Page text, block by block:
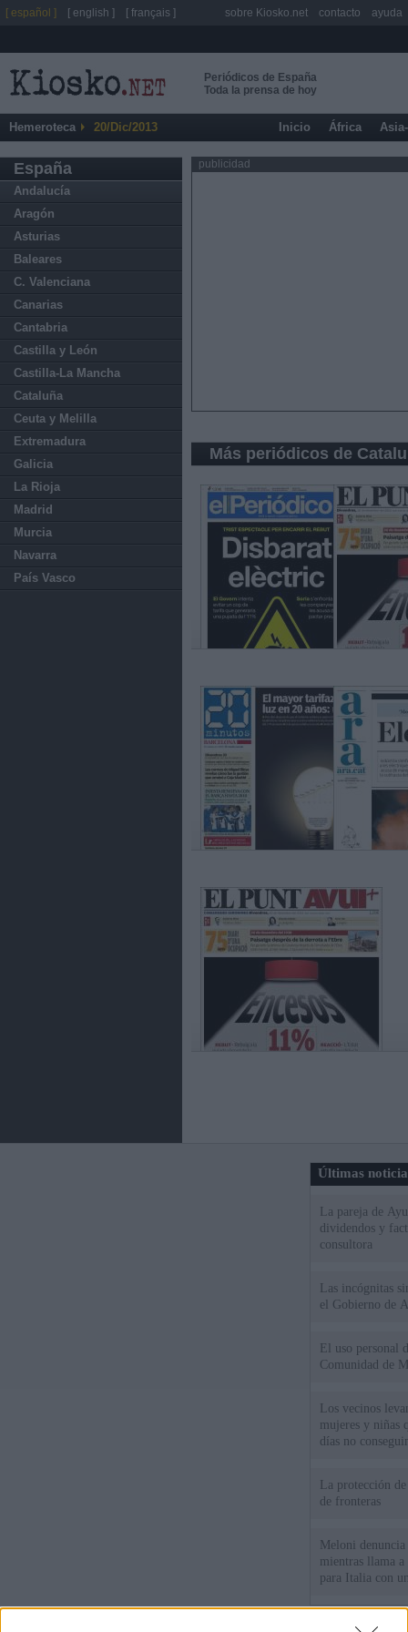
Periódicos de España
Toda la prensa de hoy
Hemeroteca 20/Dic/2013 Inicio África
España
Andalucía
Aragón
Asturias
Baleares
C. Valenciana
Canarias
Cantabria
Castilla y León
Castilla-La Mancha
Cataluña
Ceuta y Melilla
Extremadura
Galicia
La Rioja
Madrid
Murcia
Navarra
País Vasco
publicidad
Más periódicos de
Últimas
La pareja de
dividendos y
consultora
Las incógnitas
el Gobierno de
El uso personal
Comunidad de
Los vecinos
mujeres y niñas
días no
La protección
de fronteras
Meloni
mientras llama
para Italia con
[ español ] [ english ] [ français ] sobre Kiosko.net contacto ayuda